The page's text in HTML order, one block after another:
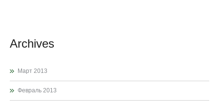
Archives
Март 2013
Февраль 2013